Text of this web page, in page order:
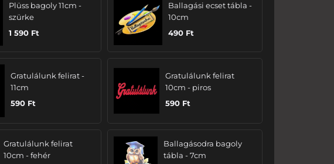
Plüss bagoly 11cm -
szürke
1 590 Ft
Ballagási ecset tábla -
10cm
490 Ft
Gratulálunk felirat -
11cm
590 Ft
Gratulálunk felirat
10cm - piros
590 Ft
Gratulálunk felirat
10cm - fehér
Ballagásodra bagoly
tábla - 7cm